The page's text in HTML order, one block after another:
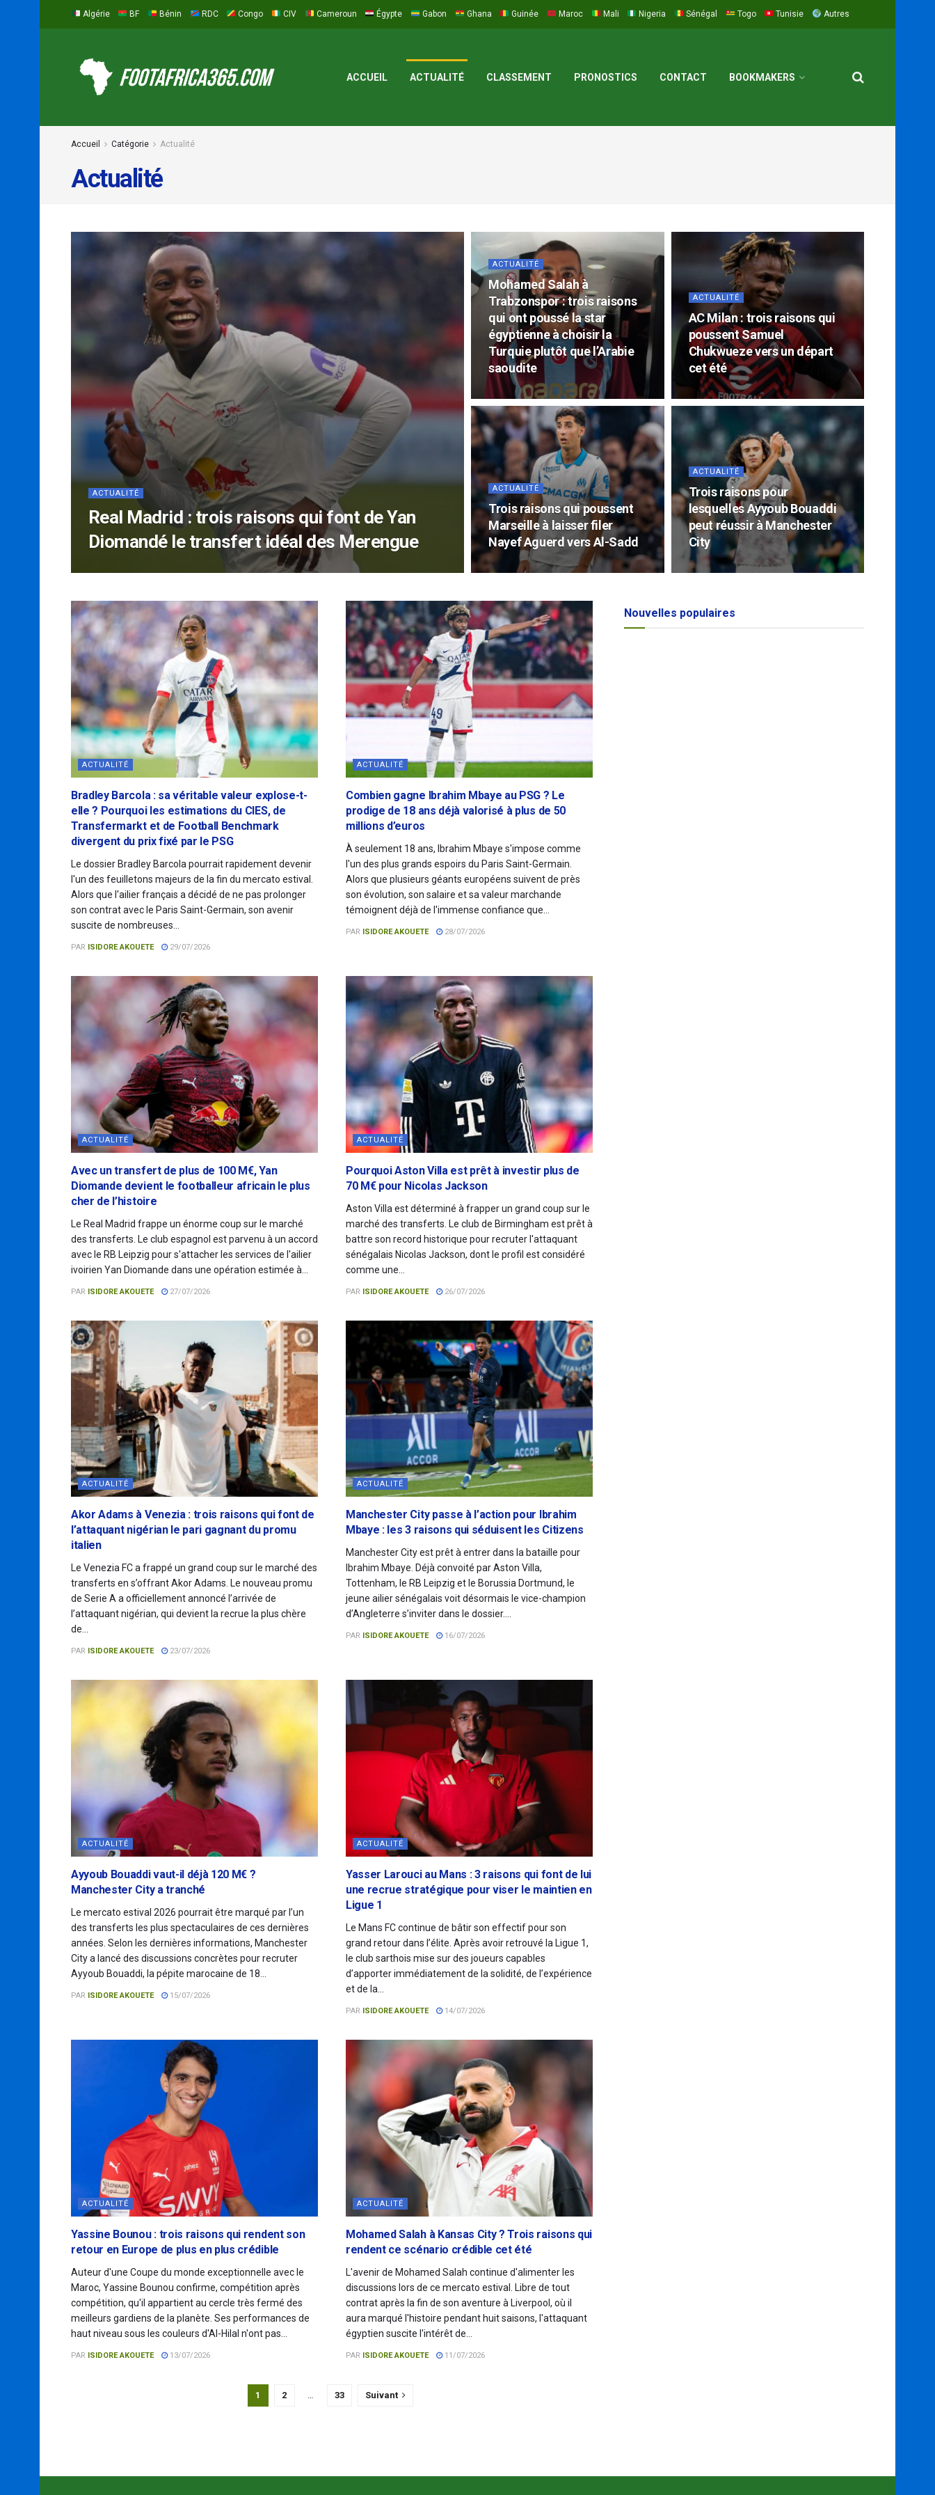
Algérie BF Bénin RDC Congo CIV Cameroun Égypte Gabon Ghana Guinée Maroc Mali Nigeria Sénégal Togo Tunisie Autres
ACCUEIL ACTUALITÉ CLASSEMENT PRONOSTICS CONTACT BOOKMAKERS
Accueil Catégorie Actualité
Actualité
ACTUALITÉ
Real Madrid : trois raisons qui font de Yan
Diomandé le transfert idéal des Merengue
ACTUALITÉ
Mohamed Salah à
Trabzonspor : trois raisons
qui ont poussé la star
égyptienne à choisir la
Turquie plutôt que l’Arabie
saoudite
ACTUALITÉ
AC Milan : trois raisons qui
poussent Samuel
Chukwueze vers un départ
cet été
ACTUALITÉ
Trois raisons qui poussent
Marseille à laisser filer
Nayef Aguerd vers Al-Sadd
ACTUALITÉ
Trois raisons pour
lesquelles Ayyoub Bouaddi
peut réussir à Manchester
City
ACTUALITÉ
Bradley Barcola : sa véritable valeur explose-t-
elle ? Pourquoi les estimations du CIES, de
Transfermarkt et de Football Benchmark
divergent du prix fixé par le PSG
Le dossier Bradley Barcola pourrait rapidement devenir
l'un des feuilletons majeurs de la fin du mercato estival.
Alors que l'ailier français a décidé de ne pas prolonger
son contrat avec le Paris Saint-Germain, son avenir
suscite de nombreuses...
PAR ISIDORE AKOUETE 29/07/2026
ACTUALITÉ
Combien gagne Ibrahim Mbaye au PSG ? Le
prodige de 18 ans déjà valorisé à plus de 50
millions d’euros
À seulement 18 ans, Ibrahim Mbaye s'impose comme
l'un des plus grands espoirs du Paris Saint-Germain.
Alors que plusieurs géants européens suivent de près
son évolution, son salaire et sa valeur marchande
témoignent déjà de l'immense confiance que...
PAR ISIDORE AKOUETE 28/07/2026
ACTUALITÉ
Avec un transfert de plus de 100 M€, Yan
Diomande devient le footballeur africain le plus
cher de l’histoire
Le Real Madrid frappe un énorme coup sur le marché
des transferts. Le club espagnol est parvenu à un accord
avec le RB Leipzig pour s'attacher les services de l'ailier
ivoirien Yan Diomande dans une opération estimée à...
PAR ISIDORE AKOUETE 27/07/2026
ACTUALITÉ
Pourquoi Aston Villa est prêt à investir plus de
70 M€ pour Nicolas Jackson
Aston Villa est déterminé à frapper un grand coup sur le
marché des transferts. Le club de Birmingham est prêt à
battre son record historique pour recruter l'attaquant
sénégalais Nicolas Jackson, dont le profil est considéré
comme une...
PAR ISIDORE AKOUETE 26/07/2026
ACTUALITÉ
Akor Adams à Venezia : trois raisons qui font de
l’attaquant nigérian le pari gagnant du promu
italien
Le Venezia FC a frappé un grand coup sur le marché des
transferts en s’offrant Akor Adams. Le nouveau promu
de Serie A a officiellement annoncé l’arrivée de
l’attaquant nigérian, qui devient la recrue la plus chère
de...
PAR ISIDORE AKOUETE 23/07/2026
ACTUALITÉ
Manchester City passe à l’action pour Ibrahim
Mbaye : les 3 raisons qui séduisent les Citizens
Manchester City est prêt à entrer dans la bataille pour
Ibrahim Mbaye. Déjà convoité par Aston Villa,
Tottenham, le RB Leipzig et le Borussia Dortmund, le
jeune ailier sénégalais voit désormais le vice-champion
d’Angleterre s’inviter dans le dossier....
PAR ISIDORE AKOUETE 16/07/2026
ACTUALITÉ
Ayyoub Bouaddi vaut-il déjà 120 M€ ?
Manchester City a tranché
Le mercato estival 2026 pourrait être marqué par l’un
des transferts les plus spectaculaires de ces dernières
années. Selon les dernières informations, Manchester
City a lancé des discussions concrètes pour recruter
Ayyoub Bouaddi, la pépite marocaine de 18...
PAR ISIDORE AKOUETE 15/07/2026
ACTUALITÉ
Yasser Larouci au Mans : 3 raisons qui font de lui
une recrue stratégique pour viser le maintien en
Ligue 1
Le Mans FC continue de bâtir son effectif pour son
grand retour dans l’élite. Après avoir retrouvé la Ligue 1,
le club sarthois mise sur des joueurs capables
d’apporter immédiatement de la solidité, de l’expérience
et de la...
PAR ISIDORE AKOUETE 14/07/2026
ACTUALITÉ
Yassine Bounou : trois raisons qui rendent son
retour en Europe de plus en plus crédible
Auteur d'une Coupe du monde exceptionnelle avec le
Maroc, Yassine Bounou confirme, compétition après
compétition, qu'il appartient au cercle très fermé des
meilleurs gardiens de la planète. Ses performances de
haut niveau sous les couleurs d'Al-Hilal n'ont pas...
PAR ISIDORE AKOUETE 13/07/2026
ACTUALITÉ
Mohamed Salah à Kansas City ? Trois raisons qui
rendent ce scénario crédible cet été
L'avenir de Mohamed Salah continue d'alimenter les
discussions lors de ce mercato estival. Libre de tout
contrat après la fin de son aventure à Liverpool, où il
aura marqué l'histoire pendant huit saisons, l'attaquant
égyptien suscite l'intérêt de...
PAR ISIDORE AKOUETE 11/07/2026
1 2 … 33 Suivant
Nouvelles populaires